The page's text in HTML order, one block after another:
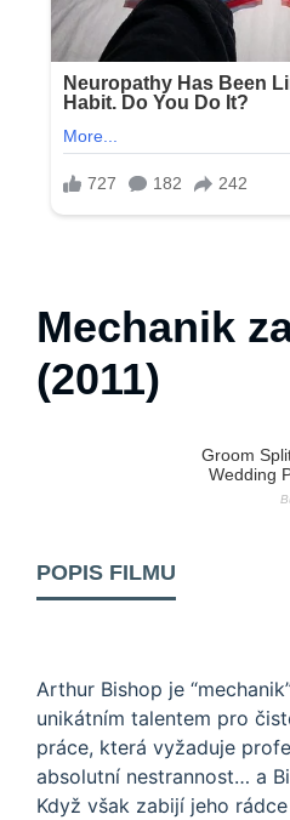
Mechanik
(2011)
POPIS FILMU
Arthur Bishop je
unikátním talentem pro
práce, která vyžaduje
absolutní nestrannost… a
Když však zabijí jeho